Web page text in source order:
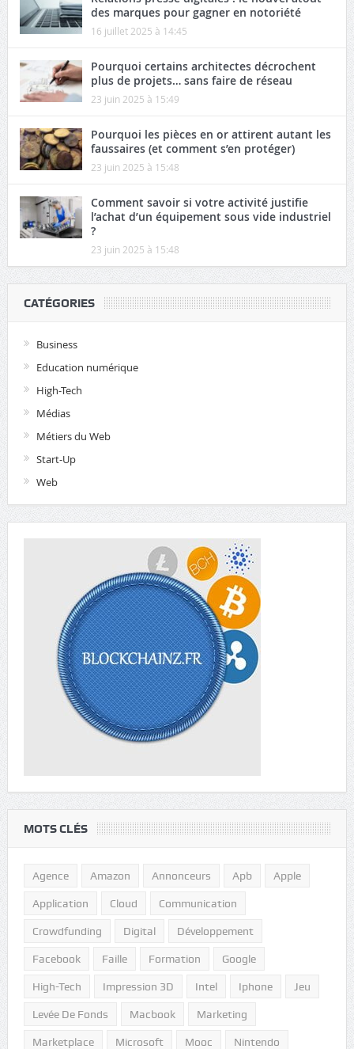
des marques pour gagner en notoriété
16 juillet 2025 à 14:45
Pourquoi certains architectes décrochent
plus de projets… sans faire de réseau
23 juin 2025 à 15:49
Pourquoi les pièces en or attirent autant les
faussaires (et comment s’en protéger)
23 juin 2025 à 15:48
Comment savoir si votre activité justifie
l’achat d’un équipement sous vide industriel
?
23 juin 2025 à 15:48
CATÉGORIES
Business
Education numérique
High-Tech
Médias
Métiers du Web
Start-Up
Web
MOTS CLÉS
Agence Amazon Annonceurs Apb Apple
Application Cloud Communication
Crowdfunding Digital Développement
Facebook Faille Formation Google
High-Tech Impression 3D Intel Iphone Jeu
Levée De Fonds Macbook Marketing
Marketplace Microsoft Mooc Nintendo